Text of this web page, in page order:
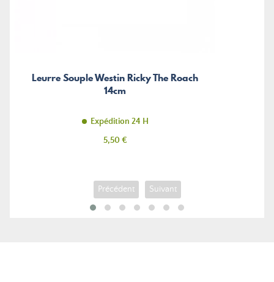
Leurre Souple Westin Ricky The Roach
14cm
Expédition 24 H
Prix
5,50 €
Précédent Suivant